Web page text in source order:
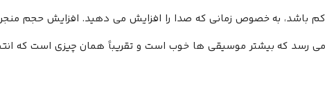
باشد، به خصوص زمانی که صدا را افزایش می دهید. افزایش حجم
‌رسد که بیشتر موسیقی ‌ها خوب است و تقریباً همان چیزی است که